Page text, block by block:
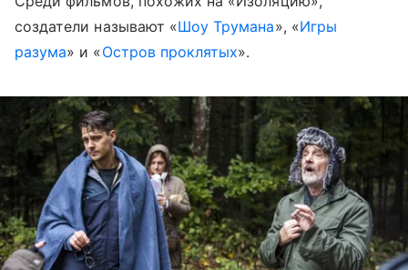
создатели называют «Шоу Трумана», «Игры
разума» и «Остров проклятых».